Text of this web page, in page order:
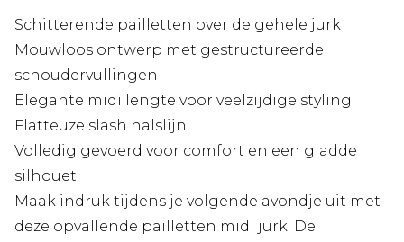
Schitterende pailletten over de gehele jurk
Mouwloos ontwerp met gestructureerde
schoudervullingen
Elegante midi lengte voor veelzijdige styling
Flatteuze slash halslijn
Volledig gevoerd voor comfort en een gladde
silhouet
Maak indruk tijdens je volgende avondje uit met
deze opvallende pailletten midi jurk. De